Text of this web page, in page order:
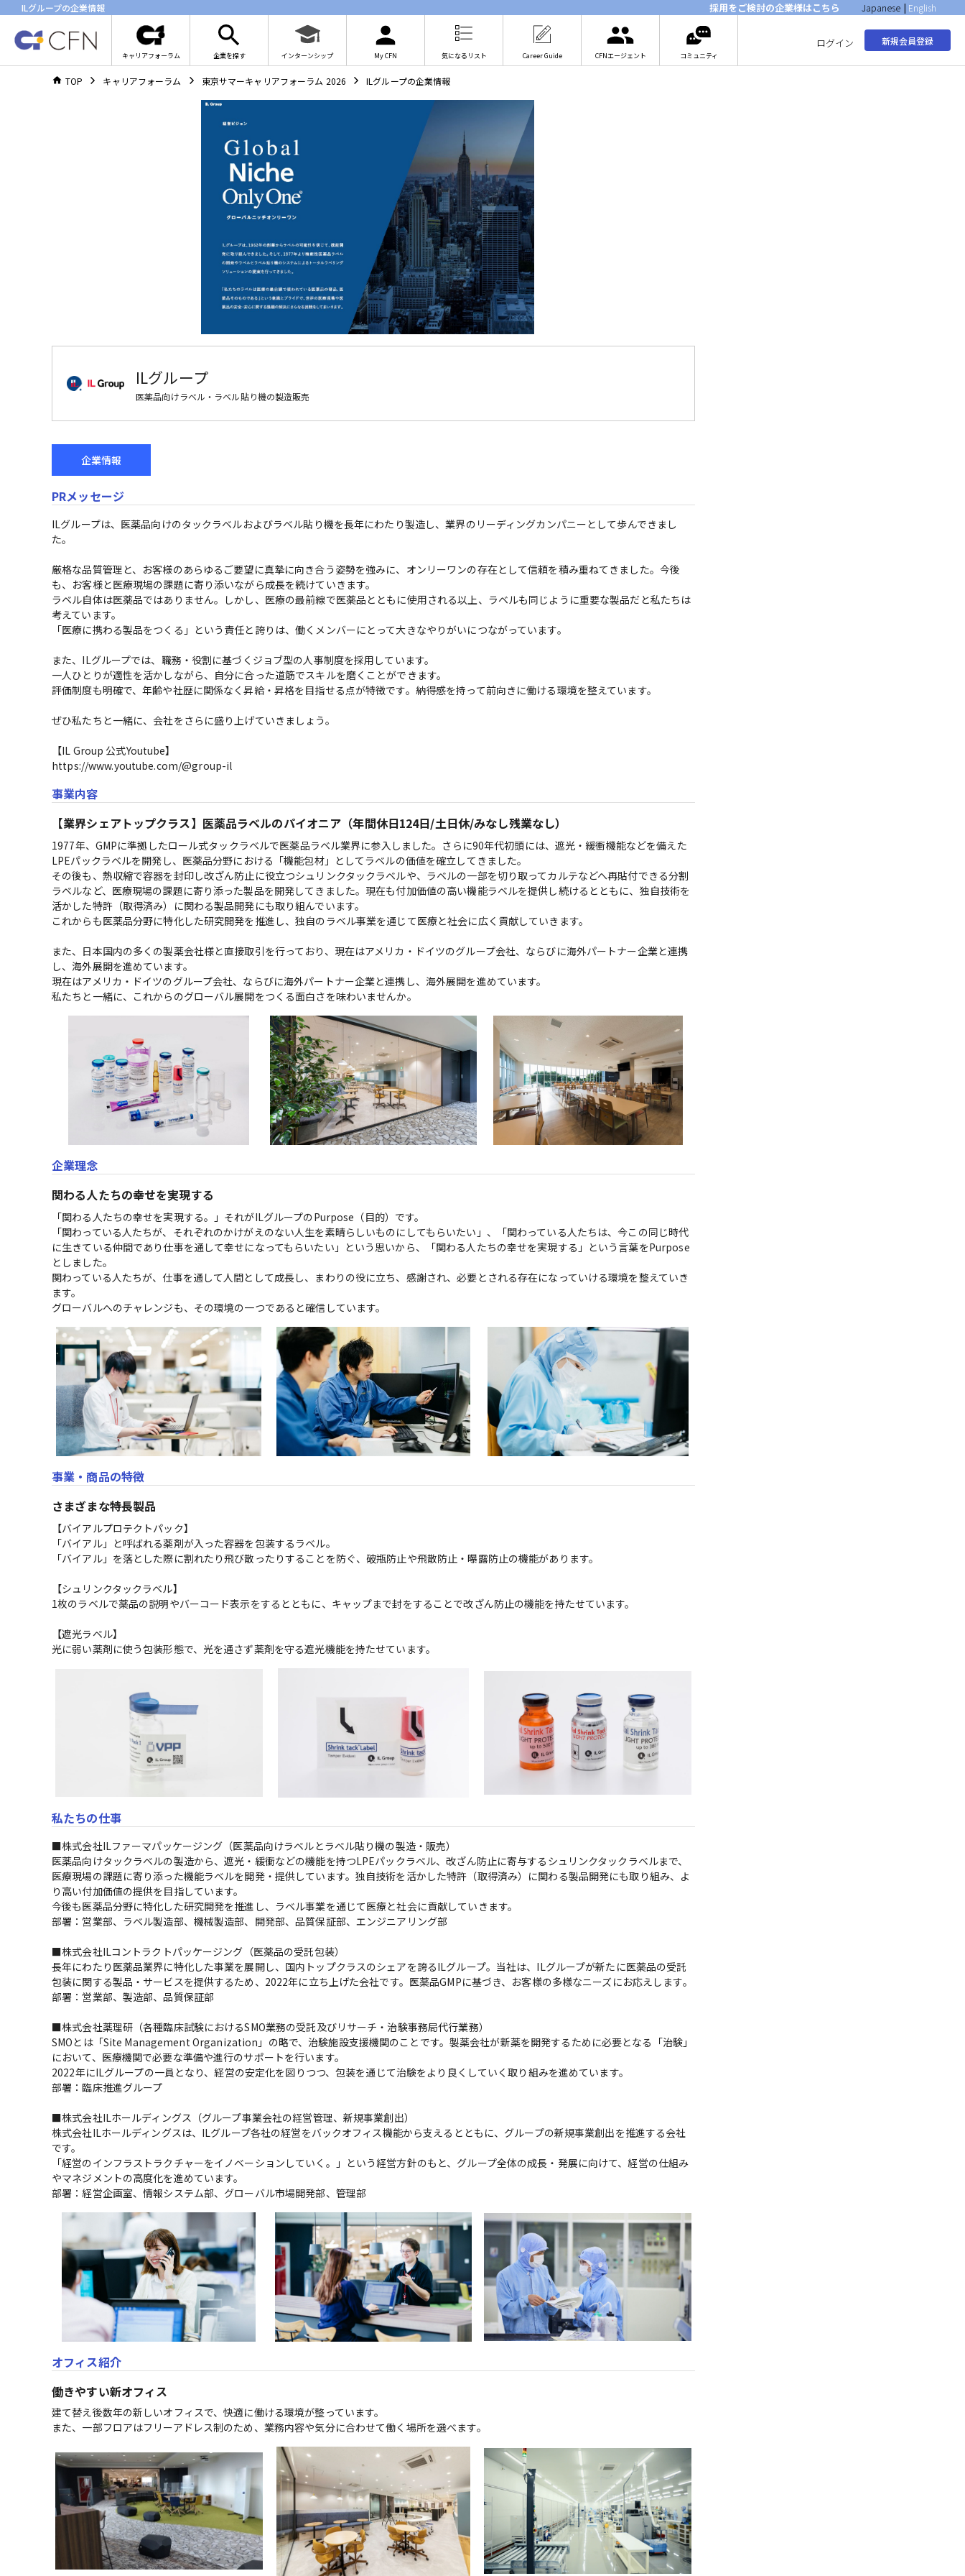
ILグループの企業情報 採用をご検討の企業様はこちら Japanese | English
キャリアフォーラム 企業を探す インターンシップ My CFN 気になるリスト Career Guide CFNエージェント コミュニティ
ログイン 新規会員登録
TOP キャリアフォーラム 東京サマーキャリアフォーラム 2026 ILグループの企業情報
ILグループ
医薬品向けラベル・ラベル貼り機の製造販売
企業情報
PRメッセージ
ILグループは、医薬品向けのタックラベルおよびラベル貼り機を長年にわたり製造し、業界のリーディングカンパニーとして歩んできまし
た。
厳格な品質管理と、お客様のあらゆるご要望に真摯に向き合う姿勢を強みに、オンリーワンの存在として信頼を積み重ねてきました。今後
も、お客様と医療現場の課題に寄り添いながら成長を続けていきます。
ラベル自体は医薬品ではありません。しかし、医療の最前線で医薬品とともに使用される以上、ラベルも同じように重要な製品だと私たちは
考えています。
「医療に携わる製品をつくる」という責任と誇りは、働くメンバーにとって大きなやりがいにつながっています。
また、ILグループでは、職務・役割に基づくジョブ型の人事制度を採用しています。
一人ひとりが適性を活かしながら、自分に合った道筋でスキルを磨くことができます。
評価制度も明確で、年齢や社歴に関係なく昇給・昇格を目指せる点が特徴です。納得感を持って前向きに働ける環境を整えています。
ぜひ私たちと一緒に、会社をさらに盛り上げていきましょう。
【IL Group 公式Youtube】
https://www.youtube.com/@group-il
事業内容
【業界シェアトップクラス】医薬品ラベルのパイオニア（年間休日124日/土日休/みなし残業なし）
1977年、GMPに準拠したロール式タックラベルで医薬品ラベル業界に参入しました。さらに90年代初頭には、遮光・緩衝機能などを備えた
LPEパックラベルを開発し、医薬品分野における「機能包材」としてラベルの価値を確立してきました。
その後も、熱収縮で容器を封印し改ざん防止に役立つシュリンクタックラベルや、ラベルの一部を切り取ってカルテなどへ再貼付できる分割
ラベルなど、医療現場の課題に寄り添った製品を開発してきました。現在も付加価値の高い機能ラベルを提供し続けるとともに、独自技術を
活かした特許（取得済み）に関わる製品開発にも取り組んでいます。
これからも医薬品分野に特化した研究開発を推進し、独自のラベル事業を通じて医療と社会に広く貢献していきます。
また、日本国内の多くの製薬会社様と直接取引を行っており、現在はアメリカ・ドイツのグループ会社、ならびに海外パートナー企業と連携
し、海外展開を進めています。
現在はアメリカ・ドイツのグループ会社、ならびに海外パートナー企業と連携し、海外展開を進めています。
私たちと一緒に、これからのグローバル展開をつくる面白さを味わいませんか。
企業理念
関わる人たちの幸せを実現する
「関わる人たちの幸せを実現する。」それがILグループのPurpose（目的）です。
「関わっている人たちが、それぞれのかけがえのない人生を素晴らしいものにしてもらいたい」、「関わっている人たちは、今この同じ時代
に生きている仲間であり仕事を通して幸せになってもらいたい」という思いから、「関わる人たちの幸せを実現する」という言葉をPurpose
としました。
関わっている人たちが、仕事を通して人間として成長し、まわりの役に立ち、感謝され、必要とされる存在になっていける環境を整えていき
ます。
グローバルへのチャレンジも、その環境の一つであると確信しています。
事業・商品の特徴
さまざまな特長製品
【バイアルプロテクトパック】
「バイアル」と呼ばれる薬剤が入った容器を包装するラベル。
「バイアル」を落とした際に割れたり飛び散ったりすることを防ぐ、破瓶防止や飛散防止・曝露防止の機能があります。
【シュリンクタックラベル】
1枚のラベルで薬品の説明やバーコード表示をするとともに、キャップまで封をすることで改ざん防止の機能を持たせています。
【遮光ラベル】
光に弱い薬剤に使う包装形態で、光を通さず薬剤を守る遮光機能を持たせています。
私たちの仕事
■株式会社ILファーマパッケージング（医薬品向けラベルとラベル貼り機の製造・販売）
医薬品向けタックラベルの製造から、遮光・緩衝などの機能を持つLPEパックラベル、改ざん防止に寄与するシュリンクタックラベルまで、
医療現場の課題に寄り添った機能ラベルを開発・提供しています。独自技術を活かした特許（取得済み）に関わる製品開発にも取り組み、よ
り高い付加価値の提供を目指しています。
今後も医薬品分野に特化した研究開発を推進し、ラベル事業を通じて医療と社会に貢献していきます。
部署：営業部、ラベル製造部、機械製造部、開発部、品質保証部、エンジニアリング部
■株式会社ILコントラクトパッケージング（医薬品の受託包装）
長年にわたり医薬品業界に特化した事業を展開し、国内トップクラスのシェアを誇るILグループ。当社は、ILグループが新たに医薬品の受託
包装に関する製品・サービスを提供するため、2022年に立ち上げた会社です。医薬品GMPに基づき、お客様の多様なニーズにお応えします。
部署：営業部、製造部、品質保証部
■株式会社薬理研（各種臨床試験におけるSMO業務の受託及びリサーチ・治験事務局代行業務）
SMOとは「Site Management Organization」の略で、治験施設支援機関のことです。製薬会社が新薬を開発するために必要となる「治験」
において、医療機関で必要な準備や進行のサポートを行います。
2022年にILグループの一員となり、経営の安定化を図りつつ、包装を通じて治験をより良くしていく取り組みを進めています。
部署：臨床推進グループ
■株式会社ILホールディングス（グループ事業会社の経営管理、新規事業創出）
株式会社ILホールディングスは、ILグループ各社の経営をバックオフィス機能から支えるとともに、グループの新規事業創出を推進する会社
です。
「経営のインフラストラクチャーをイノベーションしていく。」という経営方針のもと、グループ全体の成長・発展に向けて、経営の仕組み
やマネジメントの高度化を進めています。
部署：経営企画室、情報システム部、グローバル市場開発部、管理部
オフィス紹介
働きやすい新オフィス
建て替え後数年の新しいオフィスで、快適に働ける環境が整っています。
また、一部フロアはフリーアドレス制のため、業務内容や気分に合わせて働く場所を選べます。